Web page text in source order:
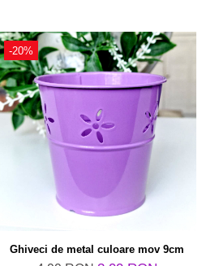
-20%
Ghiveci de metal culoare mov 9cm